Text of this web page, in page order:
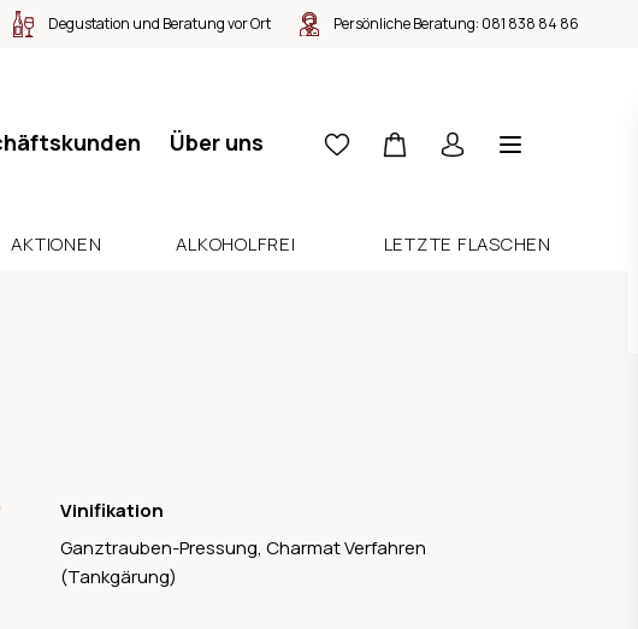
Degustation und Beratung vor Ort Persönliche Beratung: 081 838 84 86
Über uns
AKTIONEN ALKOHOLFREI LETZTE FLASCHEN
Vinifikation
Ganztrauben-Pressung, Charmat Verfahren
(Tankgärung)